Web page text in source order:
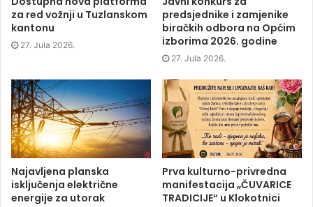
e
n
s
i
n
n
i
n
d
o
w
)
n
s
i
n
e
n
d
o
w
)
e
n
i
d
o
w
)
n
d
za red vožnji u Tuzlanskom
kantonu
27. Jula 2026.
predsjednike i zamjenike
biračkih odbora na Općim
izborima 2026. godine
27. Jula 2026.
Najavljena planska
isključenja električne
energije za utorak
Prva kulturno-privredna
manifestacija „ČUVARICE
TRADICIJE“ u Klokotnici